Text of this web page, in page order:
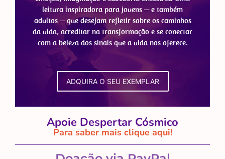
leitura inspiradora para jovens — e também
adultos — que desejam refletir sobre os caminhos
da vida, acreditar na transformação e se conectar
com a beleza dos sinais que a vida nos oferece.
ADQUIRA O SEU EXEMPLAR
Apoie Despertar Cósmico
Para saber mais clique aqui!